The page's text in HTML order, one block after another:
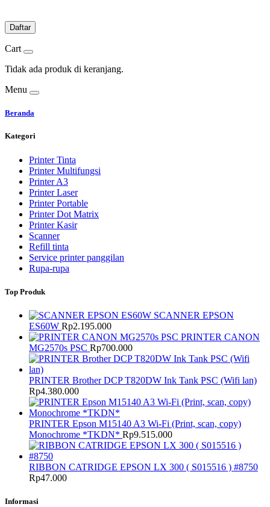
Daftar
Cart
Tidak ada produk di keranjang.
Menu
Beranda
Kategori
Printer Tinta
Printer Multifungsi
Printer A3
Printer Laser
Printer Portable
Printer Dot Matrix
Printer Kasir
Scanner
Refill tinta
Service printer panggilan
Rupa-rupa
Top Produk
SCANNER EPSON
ES60W Rp2.195.000
PRINTER CANON
MG2570s PSC Rp700.000
PRINTER Brother DCP T820DW Ink Tank PSC (Wifi lan)
Rp4.380.000
PRINTER Epson M15140 A3 Wi-Fi (Print, scan, copy)
Monochrome *TKDN* Rp9.515.000
RIBBON CATRIDGE EPSON LX 300 ( S015516 ) #8750
Rp47.000
Informasi